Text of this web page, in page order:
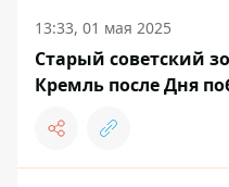
13:33, 01 мая 2025
Старый советский
Кремль после Дня